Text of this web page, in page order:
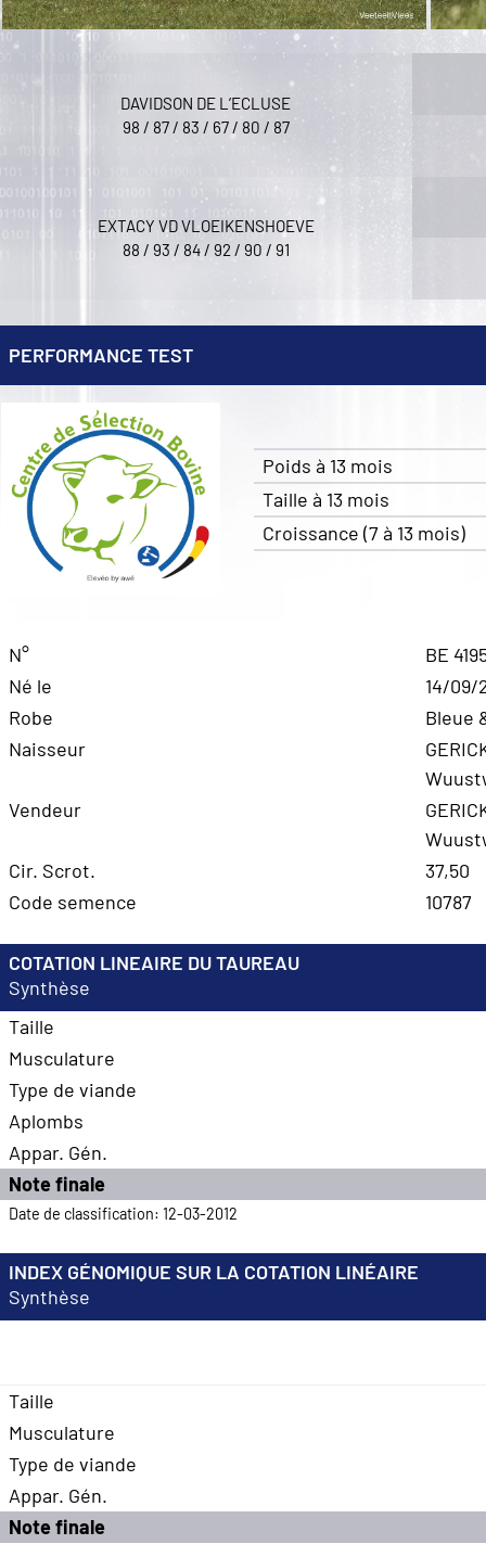
DAVIDSON DE L’ECLUSE
98 / 87 / 83 / 67 / 80 / 87
EXTACY VD VLOEIKENSHOEVE
88 / 93 / 84 / 92 / 90 / 91
PERFORMANCE TEST
Poids à 13 mois
Taille à 13 mois
Croissance (7 à 13 mois)
N°
BE
Né le
14/09/
Robe
Bleue
Naisseur
Vendeur
Cir. Scrot.
37,50
Code semence
10787
COTATION LINEAIRE DU TAUREAU
Synthèse
Taille
Musculature
Type de viande
Aplombs
Appar. Gén.
Note finale
Date de classification: 12-03-2012
INDEX GÉNOMIQUE SUR LA COTATION LINÉAIRE
Synthèse
Taille
Musculature
Type de viande
Appar. Gén.
Note finale